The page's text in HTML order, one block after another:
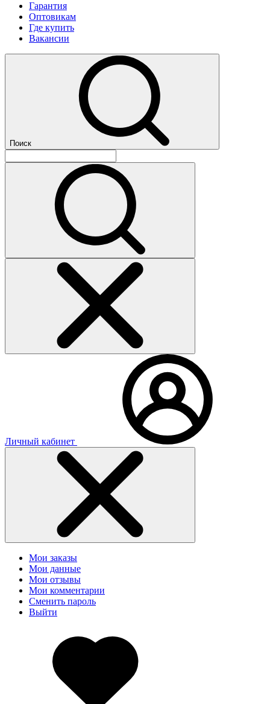
Гарантия
Оптовикам
Где купить
Вакансии
Поиск
Личный кабинет
Мои заказы
Мои данные
Мои отзывы
Мои комментарии
Сменить пароль
Выйти